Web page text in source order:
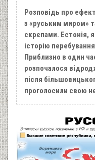
Розповідь про
з «руським миром»
скрєпами. Естонія,
історію
Приблизно в один
розпочалося
після
проголосили свою